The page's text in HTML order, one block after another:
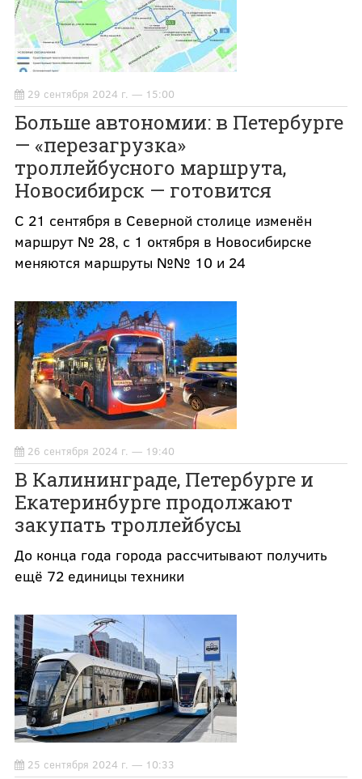
29 сентября 2024 г. — 15:00
Больше автономии: в Петербурге
— «перезагрузка»
троллейбусного маршрута,
Новосибирск — готовится
С 21 сентября в Северной столице изменён
маршрут № 28, с 1 октября в Новосибирске
меняются маршруты №№ 10 и 24
26 сентября 2024 г. — 19:40
В Калининграде, Петербурге и
Екатеринбурге продолжают
закупать троллейбусы
До конца года города рассчитывают получить
ещё 72 единицы техники
25 сентября 2024 г. — 10:33